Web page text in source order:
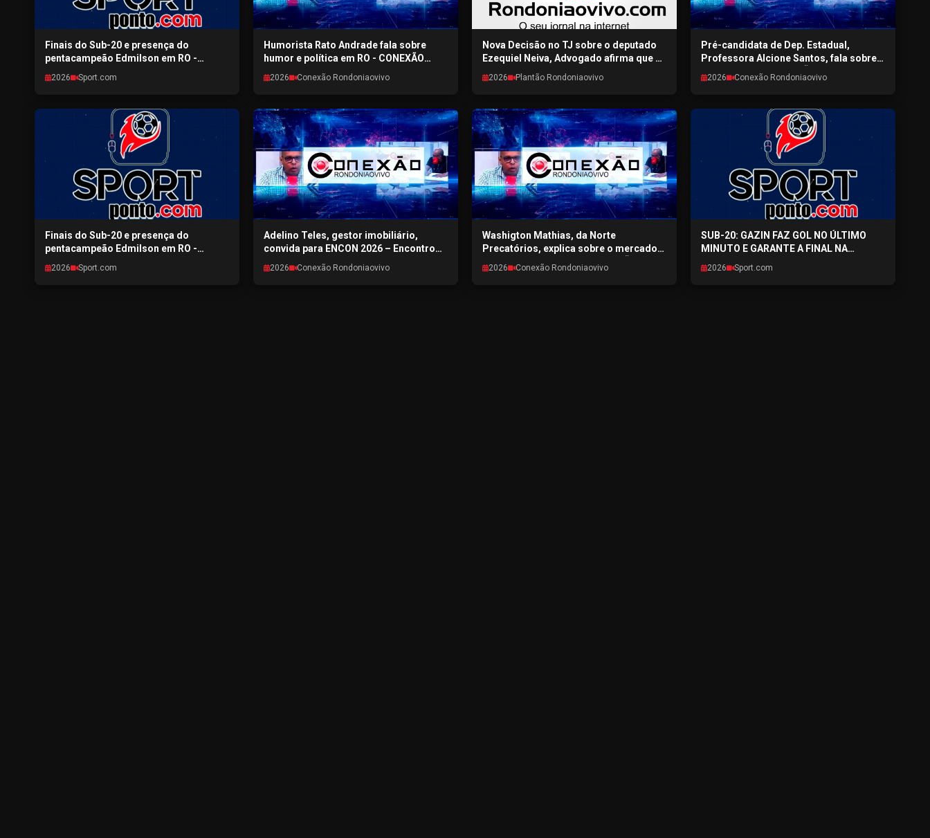
Finais do Sub-20 e presença do
pentacampeão Edmilson em RO -
SPORTPONTO.COM - 31/07/2026
2026 Sport.com
Humorista Rato Andrade fala sobre
humor e política em RO - CONEXÃO
RONDONIAOVIVO - 31/07/2026
2026 Conexão Rondoniaovivo
Nova Decisão no TJ sobre o deputado
Ezequiel Neiva, Advogado afirma que a
decisão não afeta a elegibilidade do
candidato - Plantão Rondoniaovivo -
2026 Plantão Rondoniaovivo
Pré-candidata de Dep. Estadual,
Professora Alcione Santos, fala sobre a
pré-campanha CONEXÃO
RONDONIAOVIVO - 30/07/2026
2026 Conexão Rondoniaovivo
Finais do Sub-20 e presença do
pentacampeão Edmilson em RO -
SPORTPONTO.COM - 29/07/2026
2026 Sport.com
Adelino Teles, gestor imobiliário,
convida para ENCON 2026 – Encontro
Condominial de Porto Velho -
CONEXÃO RONDONIAOVIVO -
2026 Conexão Rondoniaovivo
Washigton Mathias, da Norte
Precatórios, explica sobre o mercado
de precatórios em RO - CONEXÃO
RONDONIAOVIVO - 28/07/2026
2026 Conexão Rondoniaovivo
SUB-20: GAZIN FAZ GOL NO ÚLTIMO
MINUTO E GARANTE A FINAL NA
CAPITAL - SPORTPONTO.COM -
27/07/2026
2026 Sport.com